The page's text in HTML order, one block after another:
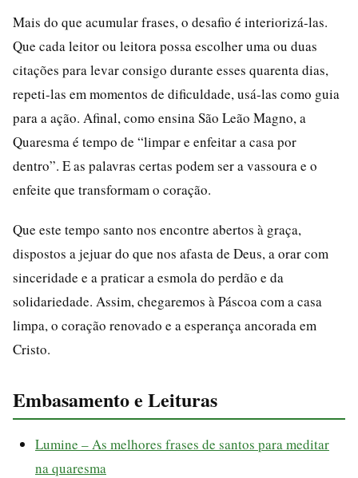
Mais do que acumular frases, o desafio é interiorizá-las.
Que cada leitor ou leitora possa escolher uma ou duas
citações para levar consigo durante esses quarenta dias,
repeti-las em momentos de dificuldade, usá-las como guia
para a ação. Afinal, como ensina São Leão Magno, a
Quaresma é tempo de “limpar e enfeitar a casa por
dentro”. E as palavras certas podem ser a vassoura e o
enfeite que transformam o coração.
Que este tempo santo nos encontre abertos à graça,
dispostos a jejuar do que nos afasta de Deus, a orar com
sinceridade e a praticar a esmola do perdão e da
solidariedade. Assim, chegaremos à Páscoa com a casa
limpa, o coração renovado e a esperança ancorada em
Cristo.
Embasamento e Leituras
Lumine – As melhores frases de santos para meditar
na quaresma